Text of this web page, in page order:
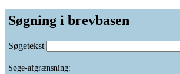
Søgning i brevbasen
Søgetekst
Søge-afgrænsning: